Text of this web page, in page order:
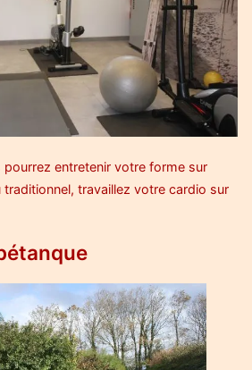
entretenir votre forme sur
travaillez votre cardio sur